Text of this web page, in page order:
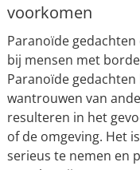
voorkomen
Paranoïde
bij mensen met
Paranoïde
wantrouwen van
resulteren in het
of de omgeving. Het
serieus te nemen en